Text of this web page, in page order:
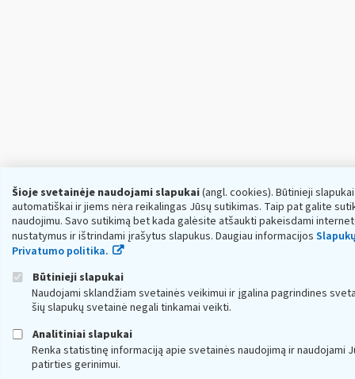
Šioje svetainėje naudojami slapukai(angl. cookies). Būtinieji
automatiškai ir jiems nėra reikalingas Jūsų sutikimas. Taip pat galite
naudojimu. Savo sutikimą bet kada galėsite atšaukti pakeisdami
nustatymus ir ištrindami įrašytus slapukus. Daugiau informacijos
Privatumo politika.
Būtinieji slapukai
Naudojami sklandžiam svetainės veikimui ir įgalina pagrindines
šių slapukų svetainė negali tinkamai veikti.
Analitiniai slapukai
Renka statistinę informaciją apie svetainės naudojimą ir naudojami
patirties gerinimui.